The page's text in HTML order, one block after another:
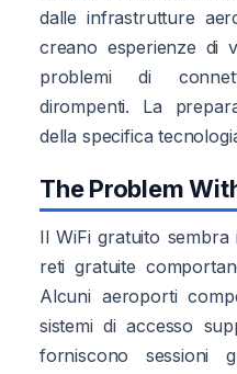
dalle infrastrutture
creano esperienze di
problemi di
dirompenti. La
della specifica
The Problem
Il WiFi gratuito
reti gratuite
Alcuni aeroporti
sistemi di accesso
forniscono sessioni